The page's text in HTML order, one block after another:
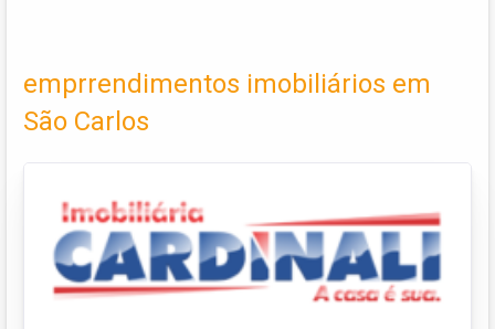
emprrendimentos imobiliários em
São Carlos